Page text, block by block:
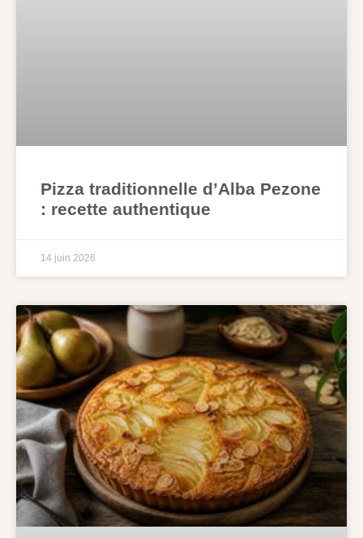
Pizza traditionnelle d’Alba Pezone
: recette authentique
14 juin 2026